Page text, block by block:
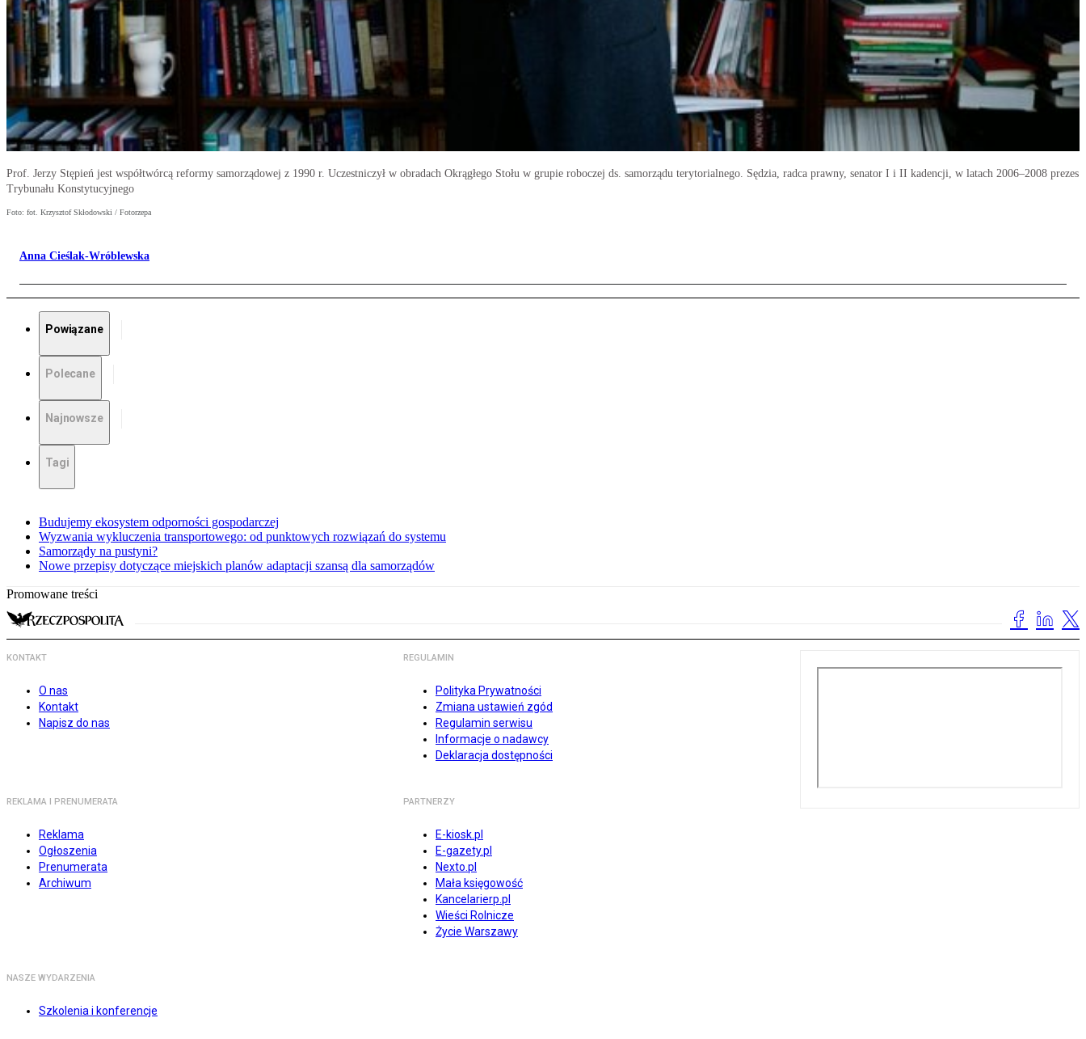
Prof. Jerzy Stępień jest współtwórcą reformy samorządowej z 1990 r. Uczestniczył w obradach Okrągłego Stołu w grupie roboczej ds. samorządu terytorialnego. Sędzia, radca prawny, senator I i II kadencji, w latach 2006–2008 prezes
Trybunału Konstytucyjnego
Foto: fot. Krzysztof Skłodowski / Fotorzepa
Anna Cieślak-Wróblewska
Powiązane
Polecane
Najnowsze
Tagi
Budujemy ekosystem odporności gospodarczej
Wyzwania wykluczenia transportowego: od punktowych rozwiązań do systemu
Samorządy na pustyni?
Nowe przepisy dotyczące miejskich planów adaptacji szansą dla samorządów
Promowane treści
KONTAKT
O nas
Kontakt
Napisz do nas
REGULAMIN
Polityka Prywatności
Zmiana ustawień zgód
Regulamin serwisu
Informacje o nadawcy
Deklaracja dostępności
REKLAMA I PRENUMERATA
Reklama
Ogłoszenia
Prenumerata
Archiwum
PARTNERZY
E-kiosk.pl
E-gazety.pl
Nexto.pl
Mała księgowość
Kancelarierp.pl
Wieści Rolnicze
Życie Warszawy
NASZE WYDARZENIA
Szkolenia i konferencje